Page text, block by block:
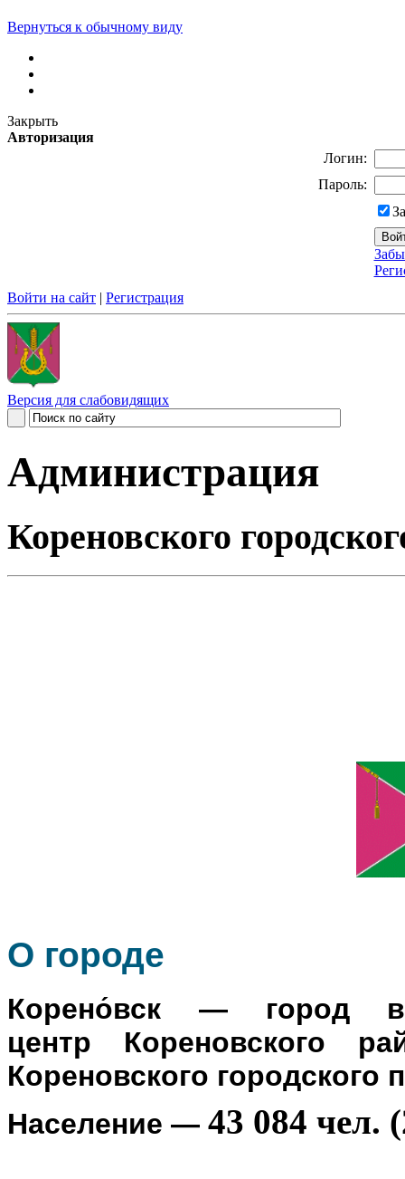
Вернуться к обычному виду
Закрыть
Авторизация
Логин:
Пароль:
Войти на сайт | Регистрация
Версия для слабовидящих
Администрация
Кореновского
О городе
Корено́вск — город в
центр Кореновского
Кореновского городского
Население — 43 084 чел.